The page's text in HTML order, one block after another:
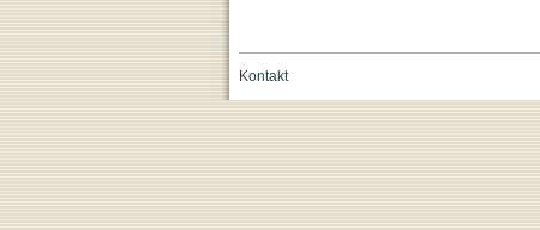
Kontakt